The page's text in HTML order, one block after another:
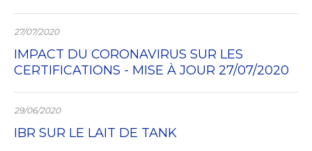
27/07/2020
IMPACT DU CORONAVIRUS SUR LES
CERTIFICATIONS - MISE À JOUR 27/07/2020
29/06/2020
IBR SUR LE LAIT DE TANK